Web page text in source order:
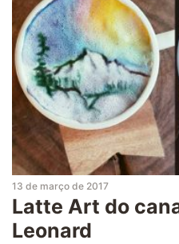
13 de março de 2017
Latte Art do
Leonard